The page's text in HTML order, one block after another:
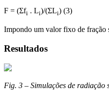
F = (Σfi . Li)/(ΣLi) (3)
Impondo um valor fixo de fração
Resultados
Fig. 3 – Simulações de radiação